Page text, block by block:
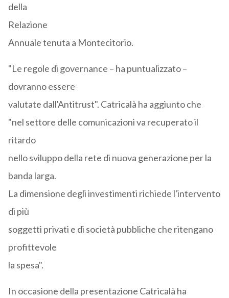
della
Relazione
Annuale tenuta a Montecitorio.
"Le regole di governance – ha puntualizzato –
dovranno essere
valutate dall'Antitrust". Catricalà ha aggiunto che
"nel settore delle comunicazioni va recuperato il
ritardo
nello sviluppo della rete di nuova generazione per la
banda larga.
La dimensione degli investimenti richiede l'intervento
di più
soggetti privati e di società pubbliche che ritengano
profittevole
la spesa".
In occasione della presentazione Catricalà ha